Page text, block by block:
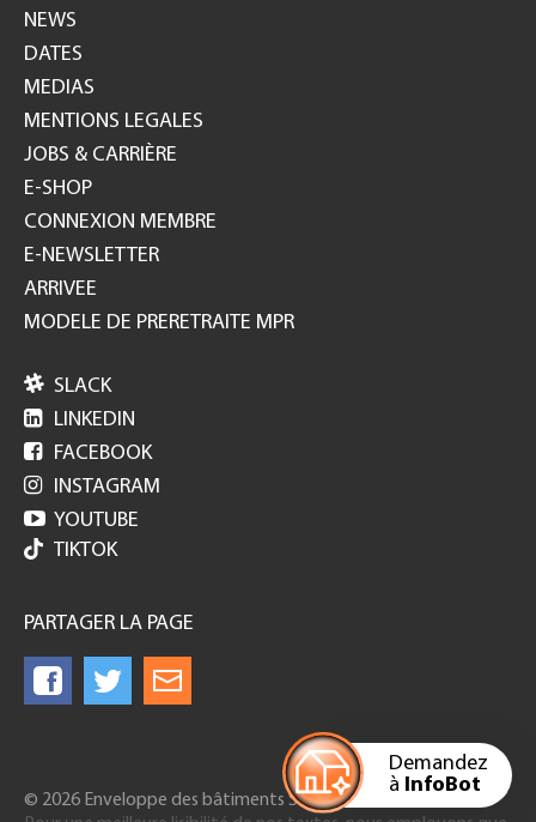
Demandez
à InfoBot
NEWS
DATES
MEDIAS
MENTIONS LEGALES
JOBS & CARRIÈRE
E-SHOP
CONNEXION MEMBRE
E-NEWSLETTER
ARRIVEE
MODELE DE PRERETRAITE MPR
 SLACK
 LINKEDIN
 FACEBOOK
 INSTAGRAM
 YOUTUBE
TIKTOK
PARTAGER LA PAGE
© 2026 Enveloppe des bâtiments Suisse